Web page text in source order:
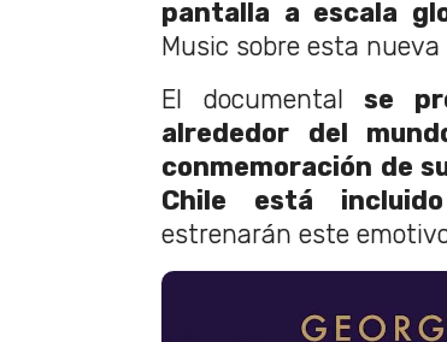
pantalla a escala
Music sobre esta nueva
El documentalse
alrededor del
conmemoración de
Chile está
estrenarán este